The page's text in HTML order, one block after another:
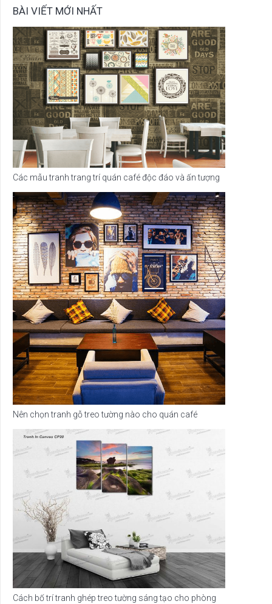
BÀI VIẾT MỚI NHẤT
Các mẫu tranh trang trí quán café độc đáo và ấn tượng
Nên chọn tranh gỗ treo tường nào cho quán café
Cách bố trí tranh ghép treo tường sáng tạo cho phòng